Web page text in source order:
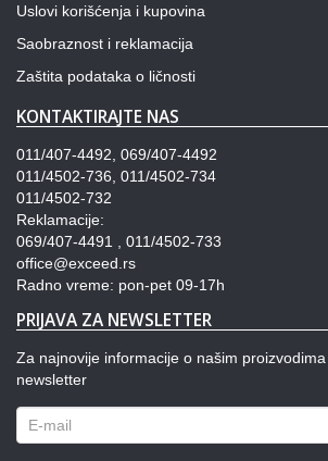
Uslovi korišćenja i kupovina
Saobraznost i reklamacija
Zaštita podataka o ličnosti
KONTAKTIRAJTE NAS
011/407-4492, 069/407-4492
011/4502-736, 011/4502-734
011/4502-732
Reklamacije:
069/407-4491 , 011/4502-733
office@exceed.rs
Radno vreme: pon-pet 09-17h
PRIJAVA ZA NEWSLETTER
Za najnovije informacije o našim
newsletter